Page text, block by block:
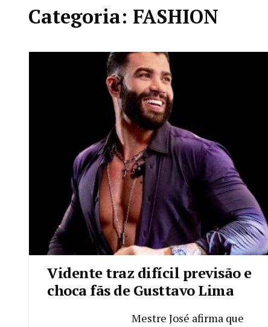
Categoria: FASHION
Vidente traz difícil previsão e
choca fãs de Gusttavo Lima
Mestre José afirma que